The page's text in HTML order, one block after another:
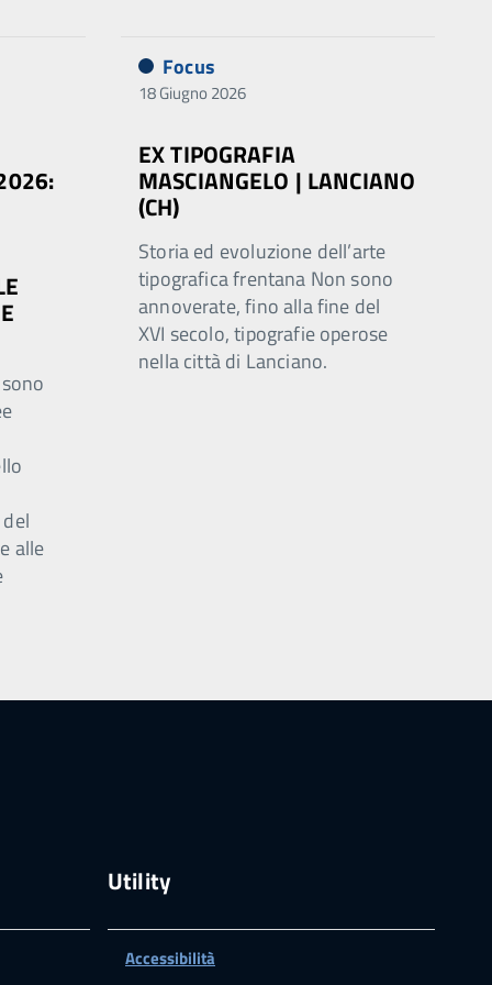
alle
Focus
18 Giugno 2026
EX TIPOGRAFIA
MASCIANGELO | LANCIANO
(CH)
Storia ed evoluzione dell’arte
tipografica frentana Non sono
annoverate, fino alla fine del
XVI secolo, tipografie operose
nella città di Lanciano.
Utility
Accessibilità